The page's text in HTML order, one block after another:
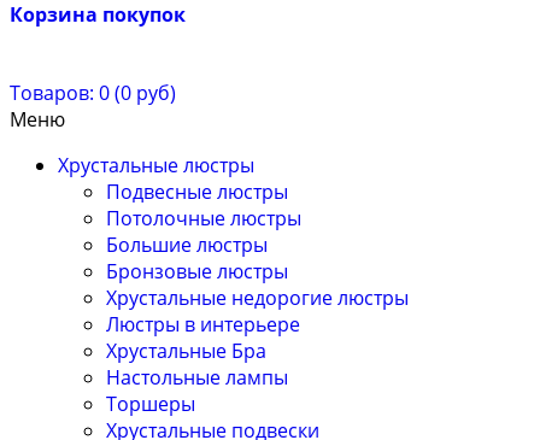
Корзина покупок
Товаров: 0 (0 руб)
Меню
Хрустальные люстры
Подвесные люстры
Потолочные люстры
Большие люстры
Бронзовые люстры
Хрустальные недорогие люстры
Люстры в интерьере
Хрустальные Бра
Настольные лампы
Торшеры
Хрустальные подвески